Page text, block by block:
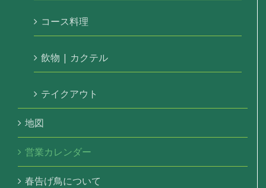
コース料理
飲物 | カクテル
テイクアウト
地図
営業カレンダー
春告げ鳥について